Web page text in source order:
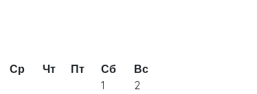
Ср Чт Пт Сб
Вс
1
2